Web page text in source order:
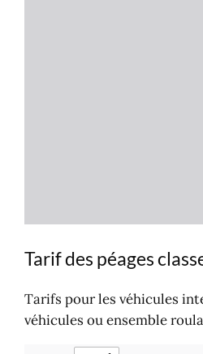
Tarif des péages
Tarifs pour les véhicules
véhicules ou ensemble